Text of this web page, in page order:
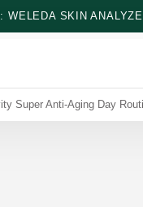
WELEDA SKIN
Super Anti-Aging Day